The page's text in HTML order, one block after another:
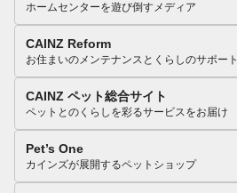
ホームセンターを遊び倒すメディア
CAINZ Reform
お住まいのメンテナンスとくらしのサポート
CAINZ ペット総合サイト
ペットとのくらしを彩るサービスをお届け
Pet’s One
カインズが展開するペットショップ